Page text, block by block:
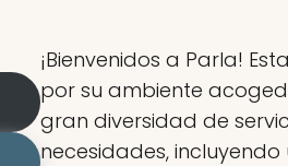
¡Bienvenidos a Parla!
por su ambiente
gran diversidad de
necesidades,